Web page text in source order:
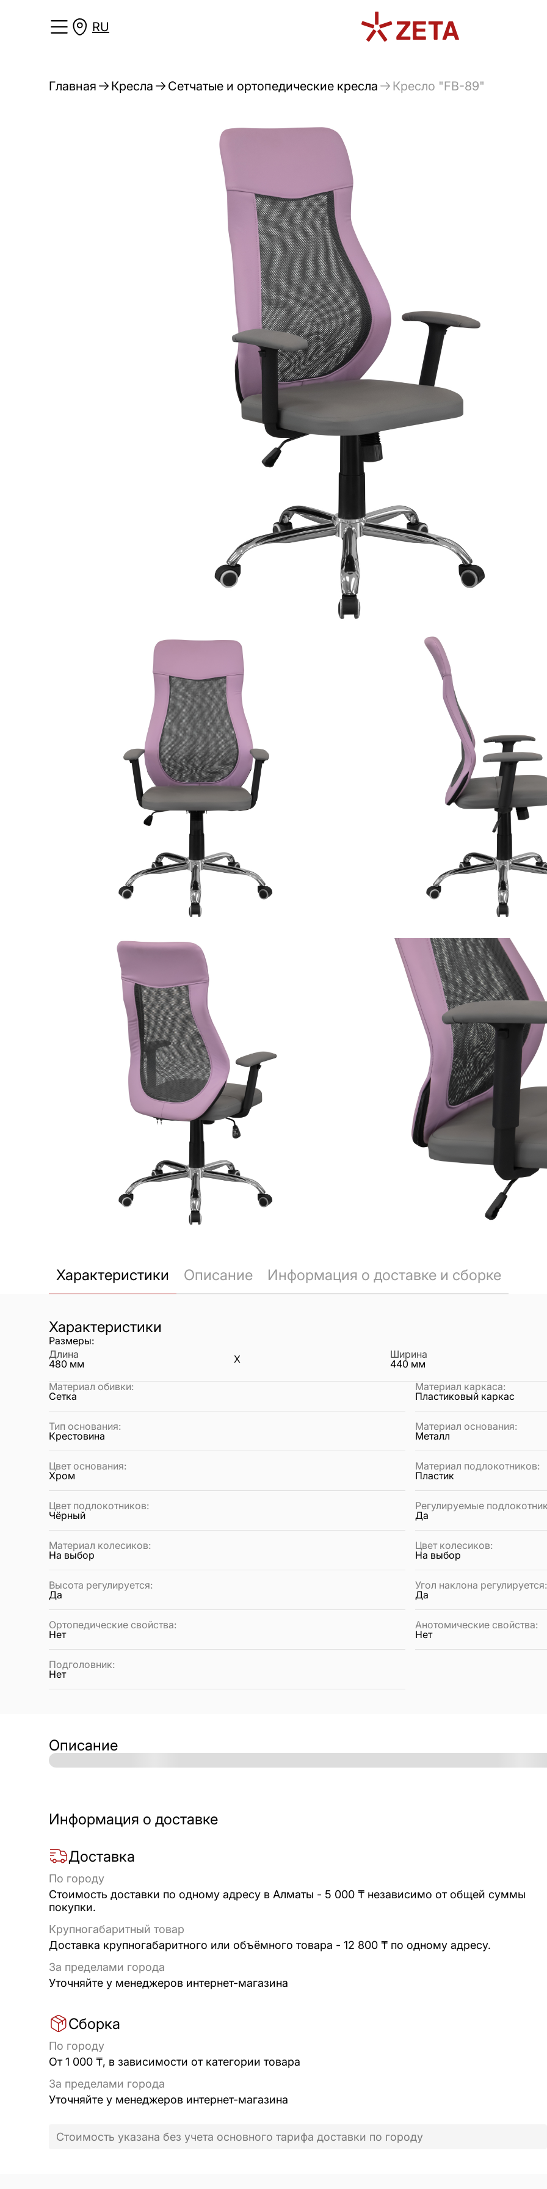
RU
Главная Кресла Сетчатые и ортопедические кресла Кресло "FB-89"
Характеристики Описание Информация о доставке и сборке
Характеристики
Размеры:
Длина
480 мм X
Ширина
440 мм
Материал обивки:
Сетка
Материал каркаса:
Пластиковый каркас
Тип основания:
Крестовина
Материал основания:
Металл
Цвет основания:
Хром
Материал подлокотников:
Пластик
Цвет подлокотников:
Чёрный
Регулируемые
Да
Материал колесиков:
На выбор
Цвет колесиков:
На выбор
Высота регулируется:
Да
Угол наклона регулируется:
Да
Ортопедические свойства:
Нет
Анотомические свойства:
Нет
Подголовник:
Нет
Описание
Информация о доставке
Доставка
По городу
Стоимость доставки по одному адресу в Алматы - 5 000 ₸ независимо от общей суммы
покупки.
Крупногабаритный товар
Доставка крупногабаритного или объёмного товара - 12 800 ₸ по одному адресу.
За пределами города
Уточняйте у менеджеров интернет-магазина
Сборка
По городу
От 1 000 ₸, в зависимости от категории товара
За пределами города
Уточняйте у менеджеров интернет-магазина
Стоимость указана без учета основного тарифа доставки по городу